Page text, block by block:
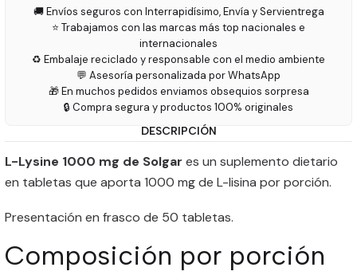
🚚 Envíos seguros con Interrapidísimo, Envía y Servientrega
⭐ Trabajamos con las marcas más top nacionales e
internacionales
♻️ Embalaje reciclado y responsable con el medio ambiente
💬 Asesoría personalizada por WhatsApp
🎁 En muchos pedidos enviamos obsequios sorpresa
🔒 Compra segura y productos 100% originales
DESCRIPCIÓN
L-Lysine 1000 mg de Solgar es un suplemento dietario
en tabletas que aporta 1000 mg de L-lisina por porción.
Presentación en frasco de 50 tabletas.
Composición por porción